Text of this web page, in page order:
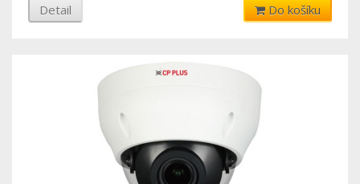
Detail Do košíku